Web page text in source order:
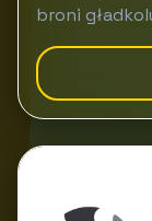
broni